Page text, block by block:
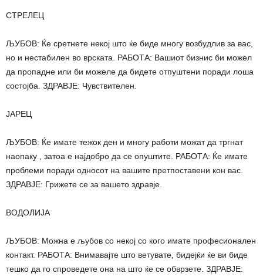
СТРЕЛЕЦ
ЉУБОВ: Ќе сретнете некој што ќе биде многу возбудлив за вас,
но и нестабилен во врската. РАБОТА: Вашиот бизнис би можел
да пропадне или би можеле да бидете отпуштени поради лоша
состојба. ЗДРАВЈЕ: Чувствителен.
ЈАРЕЦ
ЉУБОВ: Ќе имате тежок ден и многу работи можат да тргнат
наопаку , затоа е најдобро да се опуштите. РАБОТА: Ќе имате
проблеми поради односот на вашите претпоставени кон вас.
ЗДРАВЈЕ: Грижете се за вашето здравје.
ВОДОЛИЈА
ЉУБОВ: Можна е љубов со некој со кого имате професионален
контакт. РАБОТА: Внимавајте што ветувате, бидејќи ќе ви биде
тешко да го спроведете она на што ќе се обврзете. ЗДРАВЈЕ: